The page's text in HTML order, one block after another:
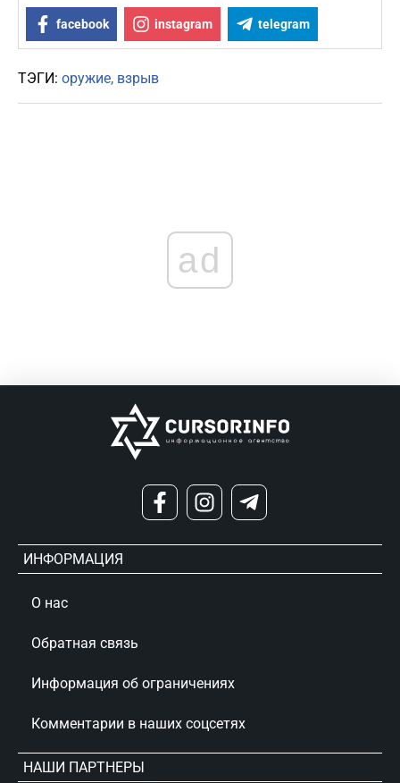
facebook instagram telegram
ТЭГИ: оружие взрыв
ad
ИНФОРМАЦИЯ
О нас
Обратная связь
Информация об ограничениях
Комментарии в наших соцсетях
НАШИ ПАРТНЕРЫ